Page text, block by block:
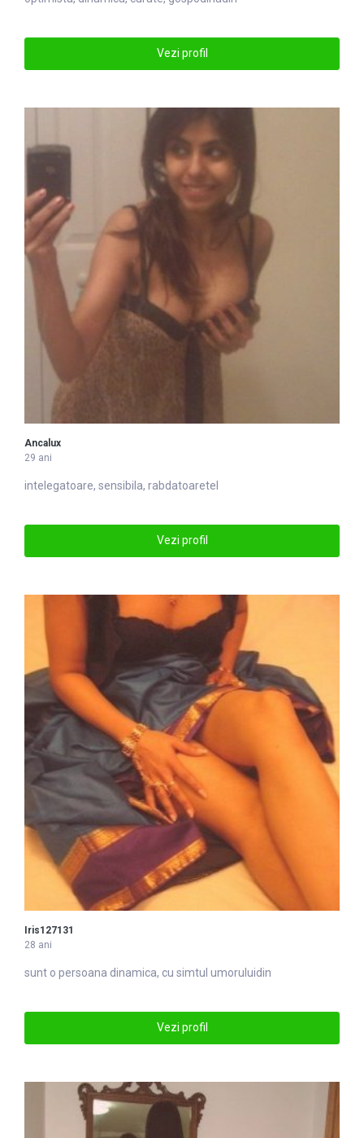
Vezi profil
Ancalux
29 ani
intelegatoare, sensibila, rabdatoaretel
Vezi profil
Iris127131
28 ani
sunt o persoana dinamica, cu simtul umoruluidin
Vezi profil